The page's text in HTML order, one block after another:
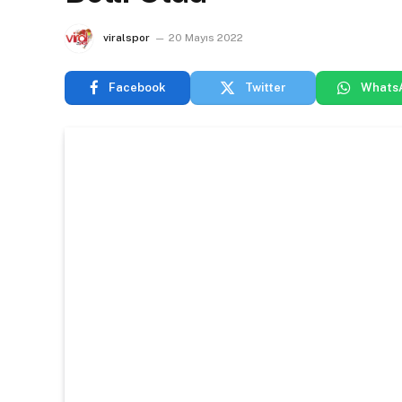
viralspor 20 Mayıs 2022
Facebook Twitter